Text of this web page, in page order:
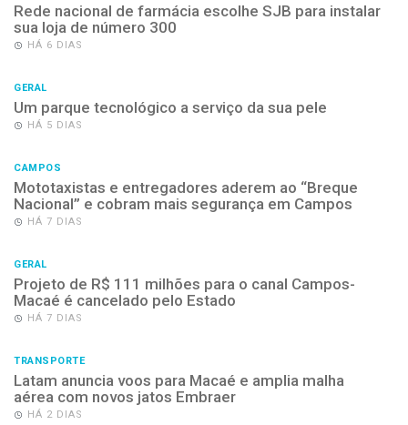
Rede nacional de farmácia escolhe SJB para instalar
sua loja de número 300
HÁ 6 DIAS
GERAL
Um parque tecnológico a serviço da sua pele
HÁ 5 DIAS
CAMPOS
Mototaxistas e entregadores aderem ao “Breque
Nacional” e cobram mais segurança em Campos
HÁ 7 DIAS
GERAL
Projeto de R$ 111 milhões para o canal Campos-
Macaé é cancelado pelo Estado
HÁ 7 DIAS
TRANSPORTE
Latam anuncia voos para Macaé e amplia malha
aérea com novos jatos Embraer
HÁ 2 DIAS